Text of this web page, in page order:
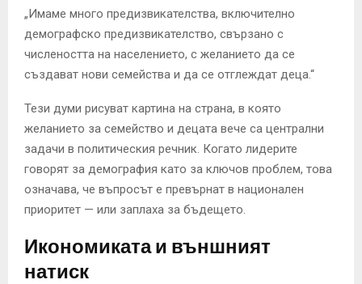
„Имаме много предизвикателства, включително
демографско предизвикателство, свързано с
числеността на населението, с желанието да се
създават нови семейства и да се отглеждат деца.“
Тези думи рисуват картина на страна, в която
желанието за семейство и децата вече са централни
задачи в политическия речник. Когато лидерите
говорят за демография като за ключов проблем, това
означава, че въпросът е превърнат в национален
приоритет — или заплаха за бъдещето.
Икономиката и външният
натиск